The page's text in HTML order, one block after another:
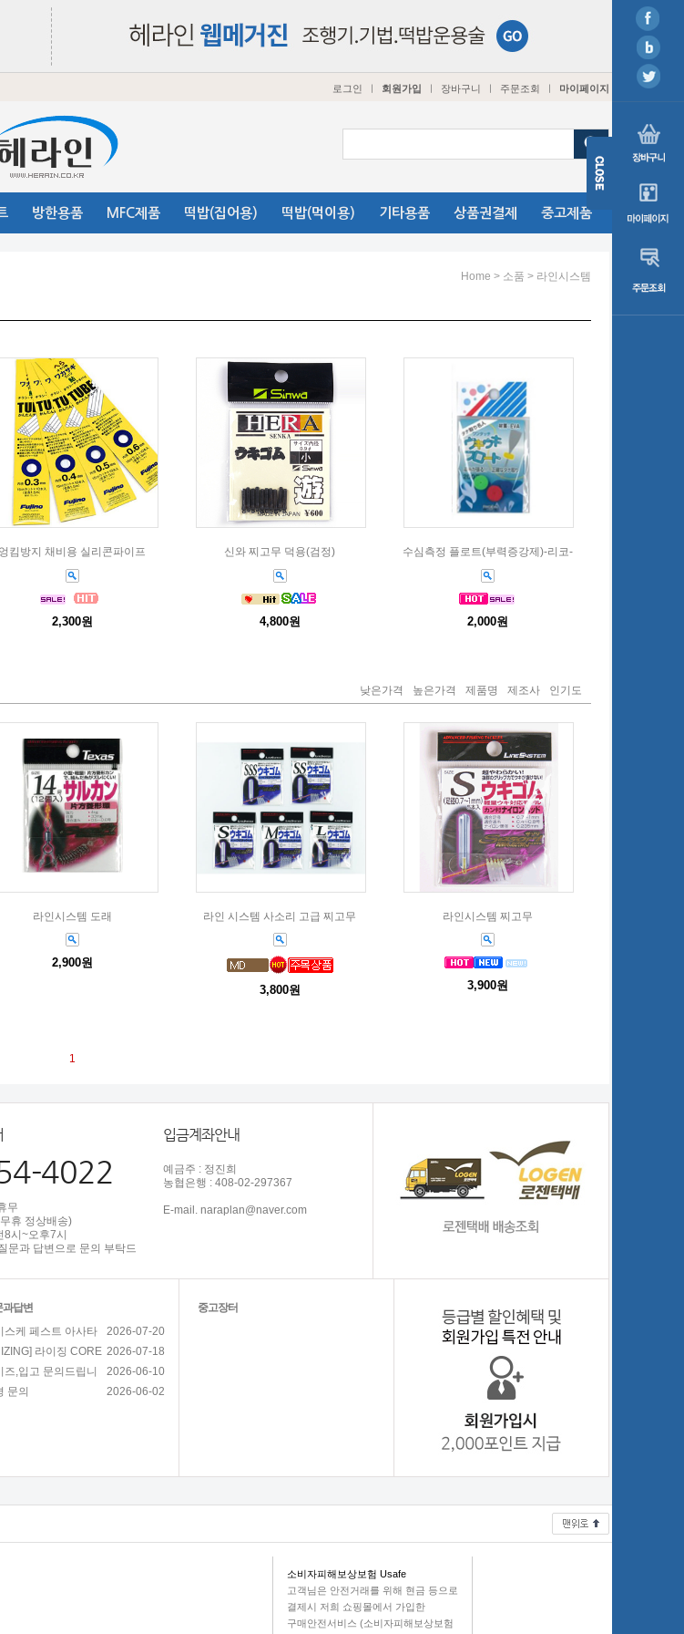
로그인 ㅣ 회원가입 ㅣ 장바구니 ㅣ 주문조회 ㅣ 마이페이지
방한용품 MFC제품 떡밥(집어용) 떡밥(먹이용) 기타용품 상품권결제 중고제품
Home > 소품 > 라인시스템
엉킴방지 채비용 실리콘파이프
2,300원
신와 찌고무 덕용(검정)
4,800원
수심측정 플로트(부력증강제)-리코-
2,000원
낮은가격 높은가격 제품명 제조사 인기도
라인시스템 도래
2,900원
라인 시스템 사소리 고급 찌고무
3,800원
라인시스템 찌고무
3,900원
1
4022
무
휴 정상배송)
시~오후7시
문과 답변으로 문의 부탁드
입금계좌안내
예금주 : 정진희
농협은행 : 408-02-297367
E-mail. naraplan@naver.com
과답변
스케 페스트 아사타
2026-07-20
라이징 CORE 2026-07-18
즈,입고 문의드립니
2026-06-10
문의
2026-06-02
중고장터
소비자피해보상보험 Usafe
고객님은 안전거래를 위해 현금 등으로
결제시 저희 쇼핑몰에서 가입한
구매안전서비스 (소비자피해보상보험